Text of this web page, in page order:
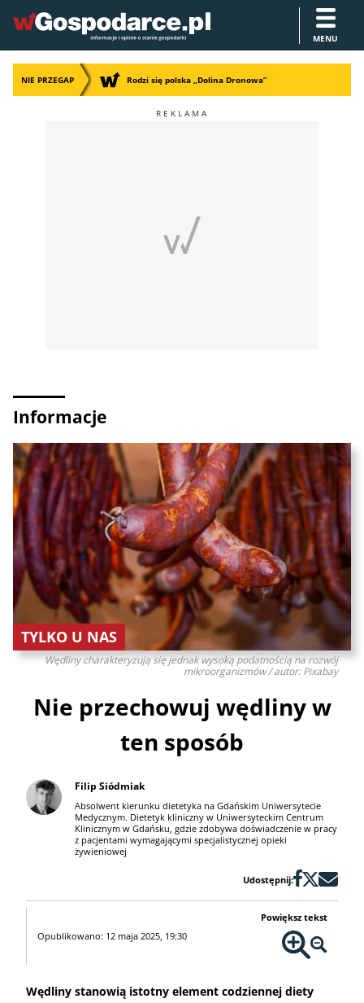
MENU
NIE PRZEGAP Rodzi się polska „Dolina Dronowa”
Informacje
Wędliny charakteryzują się jednak wysoką podatnością na rozwój
mikroorganizmów / autor: Pixabay
TYLKO U NAS
Nie przechowuj wędliny w
ten sposób
Filip Siódmiak
Absolwent kierunku dietetyka na Gdańskim Uniwersytecie
Medycznym. Dietetyk kliniczny w Uniwersyteckim Centrum
Klinicznym w Gdańsku, gdzie zdobywa doświadczenie w pracy
z pacjentami wymagającymi specjalistycznej opieki
żywieniowej
Udostępnij:
Opublikowano: 12 maja 2025, 19:30
Powiększ tekst
Wędliny stanowią istotny element codziennej diety